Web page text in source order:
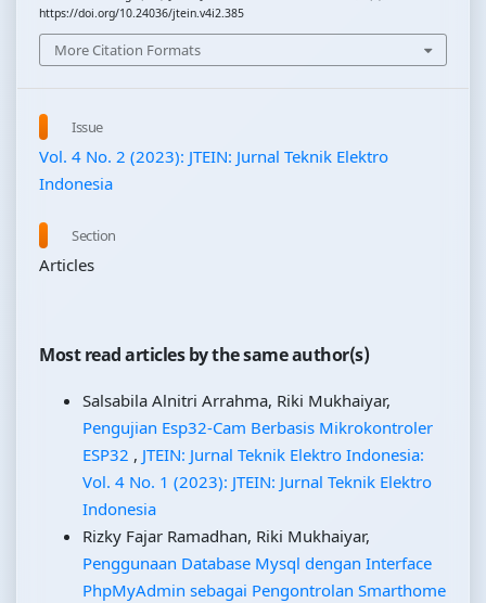
https://doi.org/10.24036/jtein.v4i2.385
More Citation Formats
Issue
Vol. 4 No. 2 (2023): JTEIN: Jurnal Teknik Elektro
Indonesia
Section
Articles
Most read articles by the same author(s)
Salsabila Alnitri Arrahma, Riki Mukhaiyar,
Pengujian Esp32-Cam Berbasis Mikrokontroler
ESP32 , JTEIN: Jurnal Teknik Elektro Indonesia:
Vol. 4 No. 1 (2023): JTEIN: Jurnal Teknik Elektro
Indonesia
Rizky Fajar Ramadhan, Riki Mukhaiyar,
Penggunaan Database Mysql dengan Interface
PhpMyAdmin sebagai Pengontrolan Smarthome